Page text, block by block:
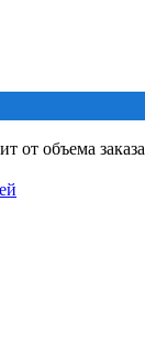
от объема заказа